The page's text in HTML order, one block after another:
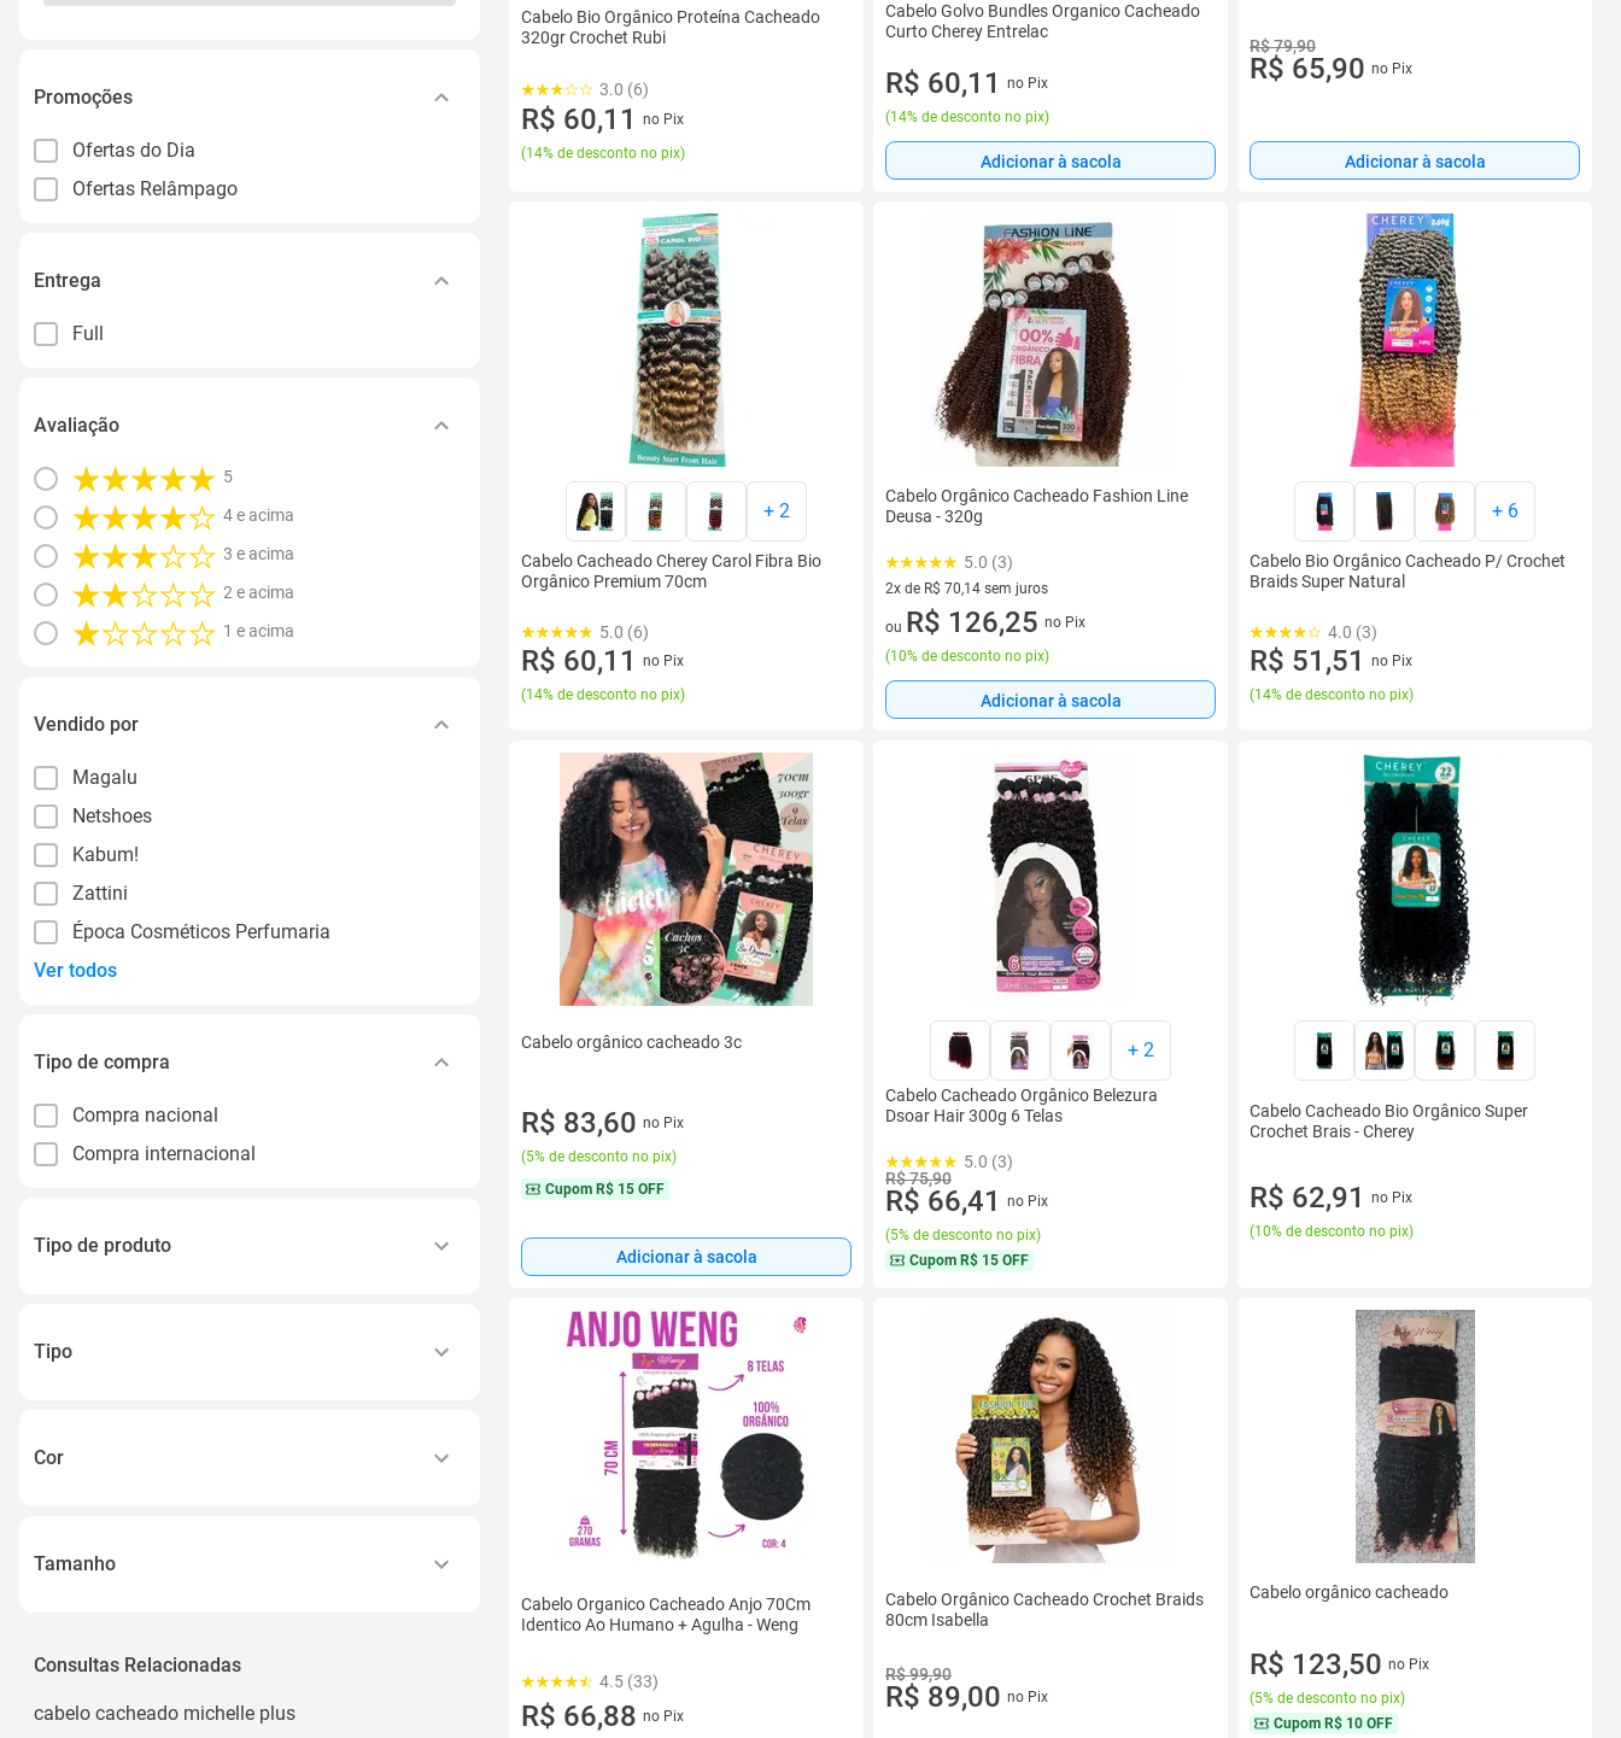
Promoções
Ofertas do Dia
Ofertas Relâmpago
Entrega
Full
Avaliação
5
4 e acima
3 e acima
2 e acima
1 e acima
Vendido por
Magalu
Netshoes
Kabum!
Zattini
Época Cosméticos Perfumaria
Ver todos
Tipo de compra
Compra nacional
Compra internacional
Tipo de produto
Tipo
Capa
Cor
Rosa
Ver todos
Tamanho
Consultas Relacionadas
cabelo cacheado michelle plus
Cabelo Bio Orgânico Proteína Cacheado
320gr Crochet Rubi
3.0 (6)
R$ 60,11
no Pix
(14% de desconto no pix)
Cabelo Golvo Bundles Organico Cacheado
Curto Cherey Entrelac
R$ 60,11
no Pix
(14% de desconto no pix)
Adicionar à sacola
R$ 79,90
R$ 65,90 no Pix
Adicionar à sacola
+ 2
Cabelo Cacheado Cherey Carol Fibra Bio
Orgânico Premium 70cm
5.0 (6)
R$ 60,11
no Pix
(14% de desconto no pix)
Cabelo Orgânico Cacheado Fashion Line
Deusa - 320g
5.0 (3)
2x de R$ 70,14 sem juros
2 vez de R$ 70,14 sem juros
ou R$ 126,25 no Pix
(10% de desconto no pix)
Adicionar à sacola
+ 6
Cabelo Bio Orgânico Cacheado P/ Crochet
Braids Super Natural
4.0 (3)
R$ 51,51
no Pix
(14% de desconto no pix)
Cabelo orgânico cacheado 3c
R$ 83,60 no Pix
(5% de desconto no pix)
Cupom R$ 15 OFF
Adicionar à sacola
+ 2
Cabelo Cacheado Orgânico Belezura
Dsoar Hair 300g 6 Telas
5.0 (3)
R$ 75,90
R$ 66,41
no Pix
(5% de desconto no pix)
Cupom R$ 15 OFF
Cabelo Cacheado Bio Orgânico Super
Crochet Brais - Cherey
R$ 62,91
no Pix
(10% de desconto no pix)
Cabelo Organico Cacheado Anjo 70Cm
Identico Ao Humano + Agulha - Weng
4.5 (33)
R$ 66,88 no Pix
Cabelo Orgânico Cacheado Crochet Braids
80cm Isabella
R$ 99,90
R$ 89,00 no Pix
Cabelo orgânico cacheado
R$ 123,50 no Pix
(5% de desconto no pix)
Cupom R$ 10 OFF